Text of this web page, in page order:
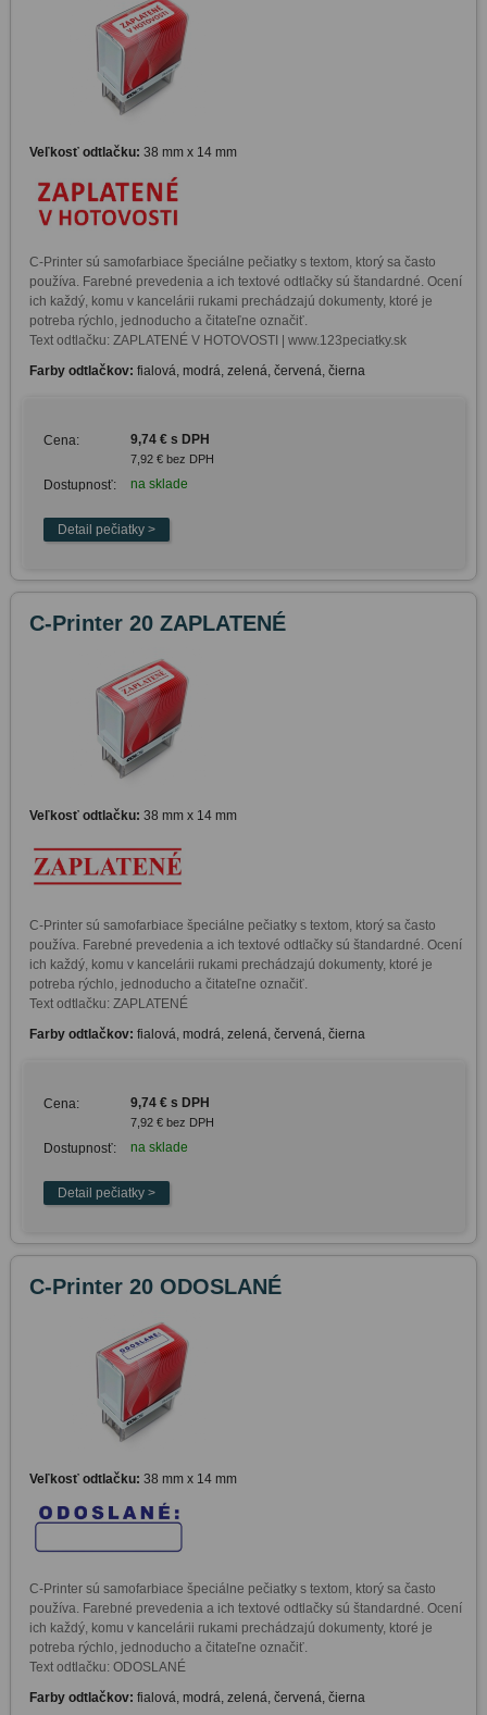
Veľkosť odtlačku: 38 mm x 14 mm
C-Printer sú samofarbiace špeciálne pečiatky s textom, ktorý sa často
používa. Farebné prevedenia a ich textové odtlačky sú štandardné. Ocení
ich každý, komu v kancelárii rukami prechádzajú dokumenty, ktoré je
potreba rýchlo, jednoducho a čitateľne označiť.
Text odtlačku: ZAPLATENÉ V HOTOVOSTI | www.123peciatky.sk
Farby odtlačkov: fialová, modrá, zelená, červená, čierna
Cena: 9,74 € s DPH
7,92 € bez DPH
Dostupnosť: na sklade
C-Printer 20 ZAPLATENÉ
Veľkosť odtlačku: 38 mm x 14 mm
C-Printer sú samofarbiace špeciálne pečiatky s textom, ktorý sa často
používa. Farebné prevedenia a ich textové odtlačky sú štandardné. Ocení
ich každý, komu v kancelárii rukami prechádzajú dokumenty, ktoré je
potreba rýchlo, jednoducho a čitateľne označiť.
Text odtlačku: ZAPLATENÉ
Farby odtlačkov: fialová, modrá, zelená, červená, čierna
Cena: 9,74 € s DPH
7,92 € bez DPH
Dostupnosť: na sklade
C-Printer 20 ODOSLANÉ
Veľkosť odtlačku: 38 mm x 14 mm
C-Printer sú samofarbiace špeciálne pečiatky s textom, ktorý sa často
používa. Farebné prevedenia a ich textové odtlačky sú štandardné. Ocení
ich každý, komu v kancelárii rukami prechádzajú dokumenty, ktoré je
potreba rýchlo, jednoducho a čitateľne označiť.
Text odtlačku: ODOSLANÉ
Farby odtlačkov: fialová, modrá, zelená, červená, čierna